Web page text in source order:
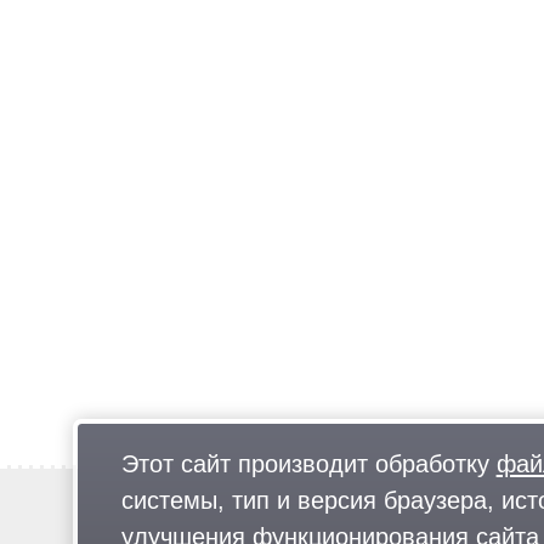
Новости
Предложи новость
Этот сайт производит обработку
системы, тип и версия браузера,
улучшения функционирования